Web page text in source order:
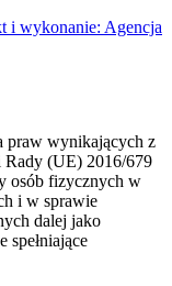
i wykonanie: Agencja
praw wynikających z
Rady (UE) 2016/679
osób fizycznych w
i w sprawie
dalej jako
spełniające